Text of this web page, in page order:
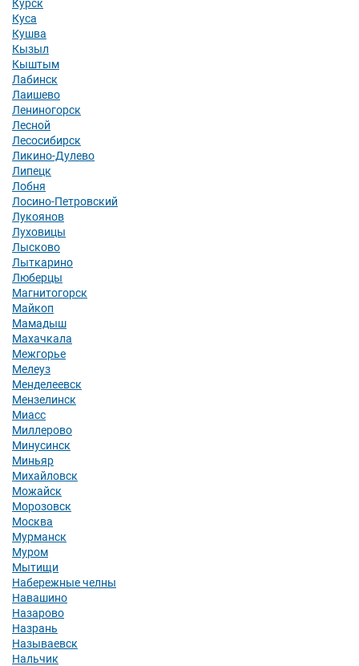
Курск
Куса
Кушва
Кызыл
Кыштым
Лабинск
Лаишево
Лениногорск
Лесной
Лесосибирск
Ликино-Дулево
Липецк
Лобня
Лосино-Петровский
Лукоянов
Луховицы
Лысково
Лыткарино
Люберцы
Магнитогорск
Майкоп
Мамадыш
Махачкала
Межгорье
Мелеуз
Менделеевск
Мензелинск
Миасс
Миллерово
Минусинск
Миньяр
Михайловск
Можайск
Морозовск
Москва
Мурманск
Муром
Мытищи
Набережные челны
Навашино
Назарово
Назрань
Называевск
Нальчик